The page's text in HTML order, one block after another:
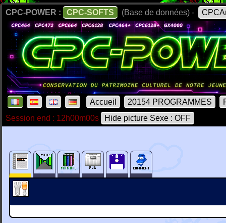
CPC-POWER : CPC-SOFTS (Base de données) -
Accueil 20154 PROGRAMMES
Session end : 12h00m00s
Hide picture Sexe : OFF